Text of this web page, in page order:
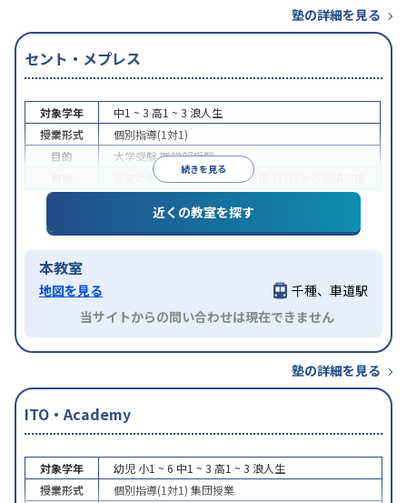
塾の詳細を見る
セント・メプレス
続きを見る
対象学年 中1 ~ 3 高1 ~ 3 浪人生
授業形式
個別指導(1対1)
目的
大学受験医学部受験
授業の振替可能オンライン対応
近くの教室を探す
本教室
地図を見る
千種、車道駅
当サイトからの問い合わせは現在できません
塾の詳細を見る
ITO・Academy
対象学年 幼児 小1 ~ 6 中1 ~ 3 高1 ~ 3 浪人生
授業形式
個別指導(1対1) 集団授業